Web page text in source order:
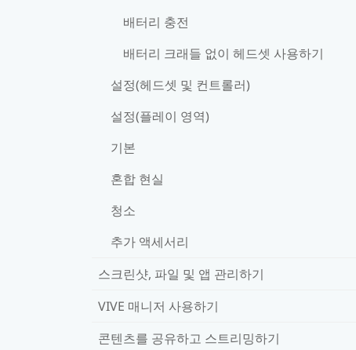
배터리 충전
배터리 크래들 없이 헤드셋 사용하기
설정(헤드셋 및 컨트롤러)
설정(플레이 영역)
기본
혼합 현실
청소
추가 액세서리
스크린샷, 파일 및 앱 관리하기
VIVE 매니저 사용하기
콘텐츠를 공유하고 스트리밍하기